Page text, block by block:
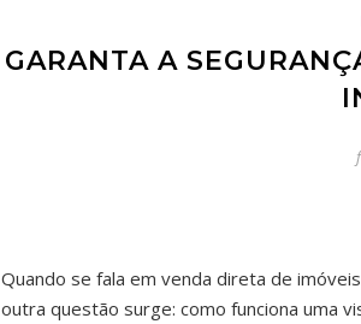
GARANTA A
Quando se fala em venda direta de
outra questão surge: como funciona uma